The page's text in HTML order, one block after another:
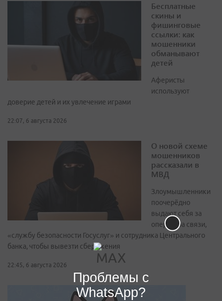
Бесплатные
скины и
фишинговые
ссылки: как
мошенники
обманывают
детей
Аферисты
используют
доверие детей и их увлечение играми
22:07, 6 августа 2026
О новой схеме
мошенников
рассказали в
МВД
Злоумышленники
поочерёдно
выдают себя за
оператора связи,
«службу безопасности Госуслуг» и сотрудника Центрального
банка, чтобы вывезти сбережения
22:45, 6 августа 2026
Проблемы с
WhatsApp?